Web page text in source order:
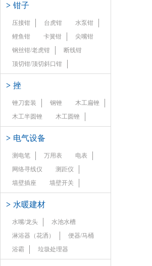
> 钳子
压接钳 台虎钳
水泵钳
鲤鱼钳
卡簧钳
尖嘴钳
钢丝钳/老虎钳
断线钳
顶切钳/顶切斜口钳
> 挫
锉刀套装 钢锉
木工扁锉
木工半圆锉
木工圆锉
> 电气设备
测电笔 万用表
电表
网络寻线仪
测距仪
墙壁插座
墙壁开关
> 水暖建材
水嘴/龙头
水池水槽
淋浴器（花洒）
便器/马桶
浴霸
垃圾处理器